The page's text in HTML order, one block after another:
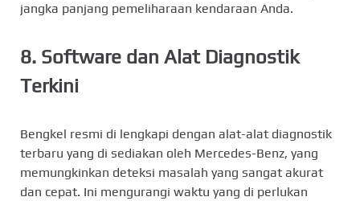
jangka panjang pemeliharaan kendaraan Anda.
8. Software dan Alat Diagnostik
Terkini
Bengkel resmi di lengkapi dengan alat-alat diagnostik
terbaru yang di sediakan oleh Mercedes-Benz, yang
memungkinkan deteksi masalah yang sangat akurat
dan cepat. Ini mengurangi waktu yang di perlukan